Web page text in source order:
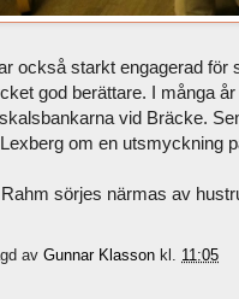
också starkt engagerad för
god berättare. I många
vid Bräcke.
om en utsmyckning
sörjes närmas av
av Gunnar Klasson kl. 11:05